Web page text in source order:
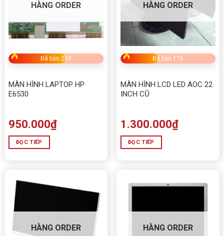
HÀNG ORDER
Đã bán 269
MÀN HÌNH LAPTOP HP
E6530
950.000₫
ĐỌC TIẾP
HÀNG ORDER
Đã bán 176
MÀN HÌNH LCD LED AOC 22
INCH CŨ
1.300.000₫
ĐỌC TIẾP
HÀNG ORDER HÀNG ORDER